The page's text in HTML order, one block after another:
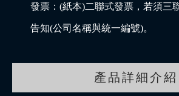
發票：(紙本)二聯式發票，若須三
告知(公司名稱與統一編號)。
產品詳細介紹